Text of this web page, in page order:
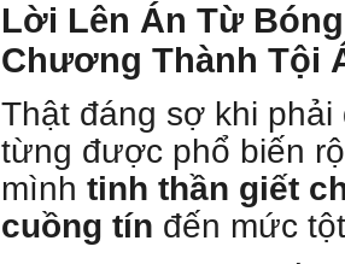
Lời Lên Án Từ
Chương Thành Tội
Thật đáng sợ khi
từng được phổ biến
mình tinh thần giết
cuồng tín đến mức